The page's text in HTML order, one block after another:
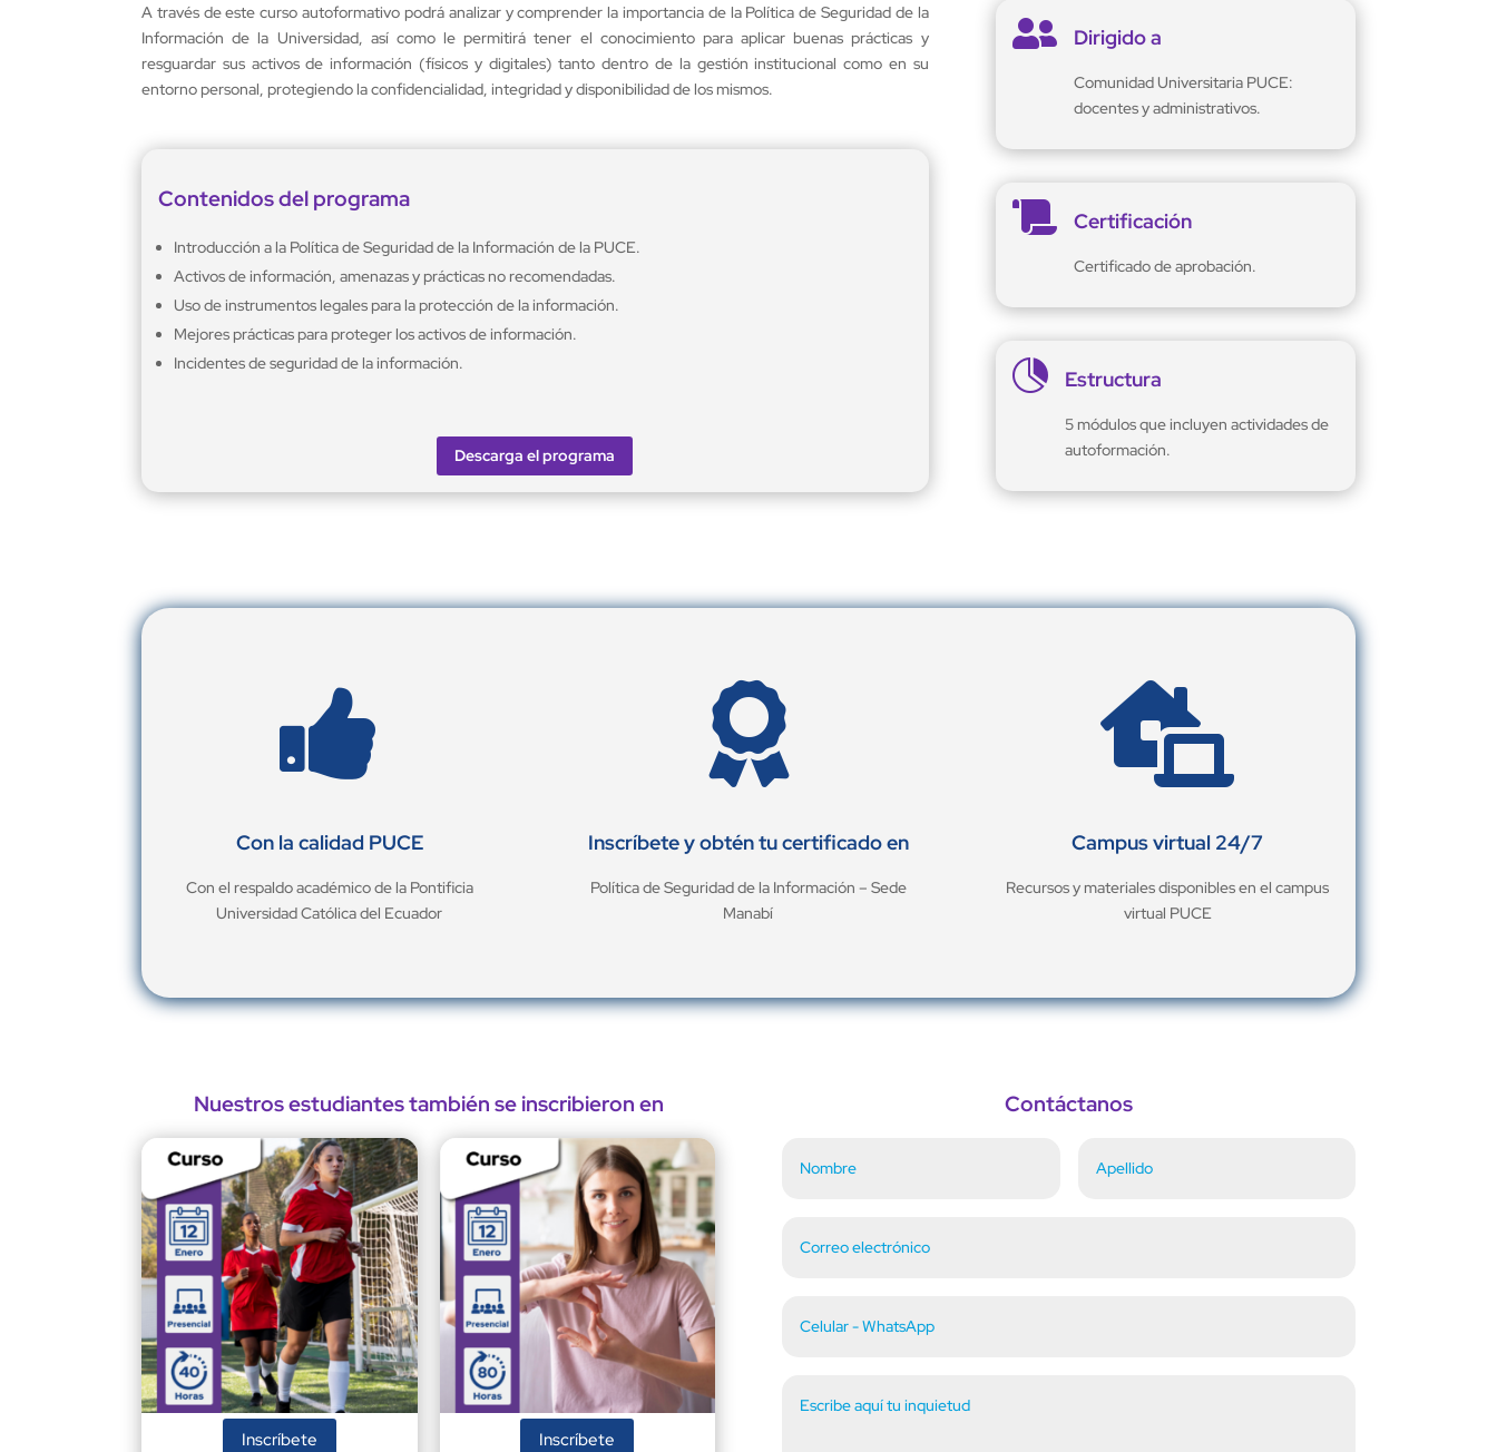
A través de este curso autoformativo podrá analizar y comprender la importancia de la Política de Seguridad de la
Información de la Universidad, así como le permitirá tener el conocimiento para aplicar buenas prácticas y
resguardar sus activos de información (físicos y digitales) tanto dentro de la gestión institucional como en su
entorno personal, protegiendo la confidencialidad, integridad y disponibilidad de los mismos.
Contenidos del programa
Introducción a la Política de Seguridad de la Información de la PUCE.
Activos de información, amenazas y prácticas no recomendadas.
Uso de instrumentos legales para la protección de la información.
Mejores prácticas para proteger los activos de información.
Incidentes de seguridad de la información.
Descarga el programa
 Dirigido a
Comunidad Universitaria PUCE:
docentes y administrativos.
 Certificación
Certificado de aprobación.
 Estructura
5 módulos que incluyen actividades de
autoformación.

Con la calidad PUCE
Con el respaldo académico de la Pontificia
Universidad Católica del Ecuador

Inscríbete y obtén tu certificado en
Política de Seguridad de la Información – Sede
Manabí

Campus virtual 24/7
Recursos y materiales disponibles en el campus
virtual PUCE
Nuestros estudiantes también se inscribieron en
Inscríbete Inscríbete
Contáctanos